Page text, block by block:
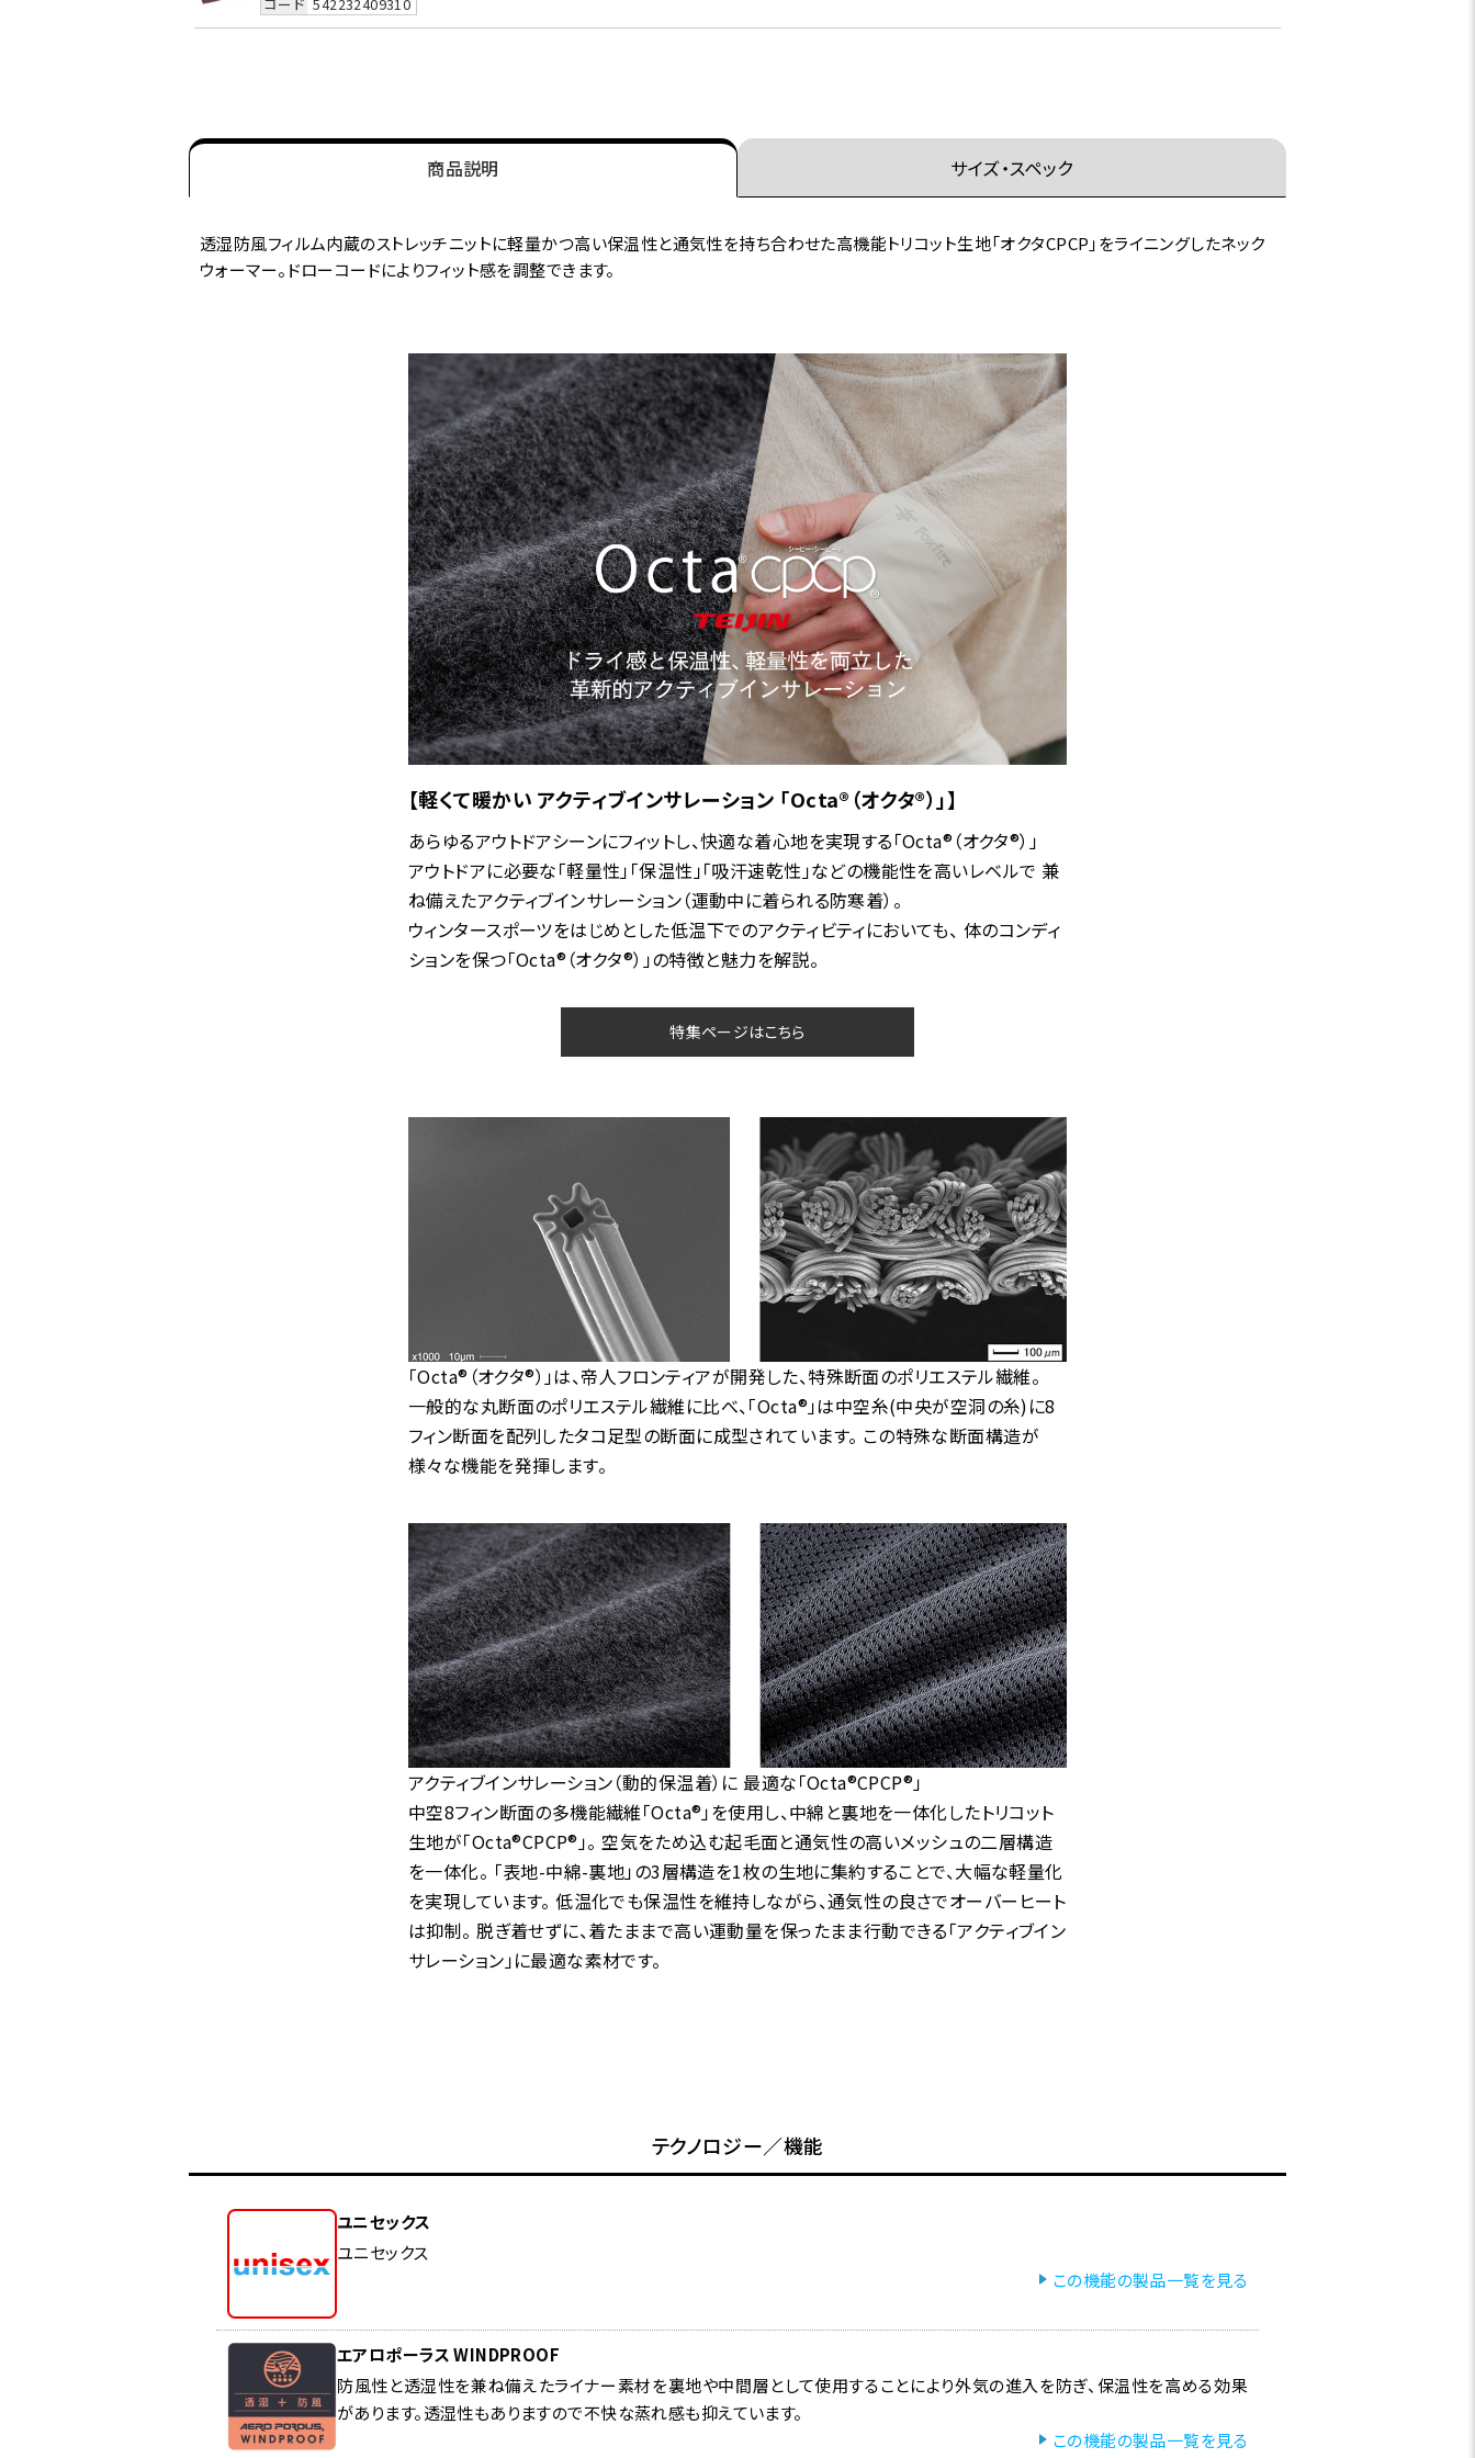
商品説明 サイズ・スペック
透湿防風フィルム内蔵のストレッチニットに軽量かつ高い保温性と通気性を持ち合わせた高機能トリコット生地「オクタCPCP」をライニングしたネック
ウォーマー。ドローコードによりフィット感を調整できます。
【軽くて暖かい アクティブインサレーション 「Octa®（オクタ®）」】
あらゆるアウトドアシーンにフィットし、快適な着心地を実現する「Octa®（オクタ®）」
アウトドアに必要な「軽量性」「保温性」「吸汗速乾性」などの機能性を高いレベルで 兼
ね備えたアクティブインサレーション（運動中に着られる防寒着）。
ウィンタースポーツをはじめとした低温下でのアクティビティにおいても、 体のコンディ
ションを保つ「Octa®（オクタ®）」の特徴と魅力を解説。
特集ページはこちら
「Octa®（オクタ®）」は、帝人フロンティアが開発した、特殊断面のポリエステル繊維。
一般的な丸断面のポリエステル繊維に比べ、「Octa®」は中空糸(中央が空洞の糸)に8
フィン断面を配列したタコ足型の断面に成型されています。 この特殊な断面構造が
様々な機能を発揮します。
アクティブインサレーション（動的保温着）に 最適な「Octa®CPCP®」
中空8フィン断面の多機能繊維「Octa®」を使用し、中綿と裏地を一体化したトリコット
生地が「Octa®CPCP®」。 空気をため込む起毛面と通気性の高いメッシュの二層構造
を一体化。 「表地-中綿-裏地」の3層構造を1枚の生地に集約することで、大幅な軽量化
を実現しています。 低温化でも保温性を維持しながら、通気性の良さでオーバーヒート
は抑制。 脱ぎ着せずに、着たままで高い運動量を保ったまま行動できる「アクティブイン
サレーション」に最適な素材です。
テクノロジー／機能
ユニセックス
ユニセックス
この機能の製品一覧を見る
エアロポーラス WINDPROOF
防風性と透湿性を兼ね備えたライナー素材を裏地や中間層として使用することにより外気の進入を防ぎ、保温性を高める効果
があります。透湿性もありますので不快な蒸れ感も抑えています。
この機能の製品一覧を見る